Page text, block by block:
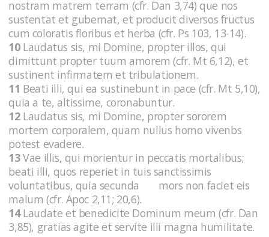
nostram matrem terram (cfr. Dan 3,74) que nos
sustentat et gubernat, et producit diversos fructus
cum coloratis floribus et herba (cfr. Ps 103, 13-14).
10Laudatus sis, mi Domine, propter illos, qui
dimittunt propter tuum amorem (cfr. Mt 6,12), et
sustinent infirmatem et tribulationem.
11 Beati illi, qui ea sustinebunt in pace (cfr. Mt 5,10),
quia a te, altissime, coronabuntur.
12Laudatus sis, mi Domine, propter sororem
mortem corporalem, quam nullus homo vivenbs
potest evadere.
13Vae illis, qui morientur in peccatis mortalibus;
beati illi, quos reperiet in tuis sanctissimis
voluntatibus, quia secunda mors non faciet eis
malum (cfr. Apoc 2,11; 20,6).
14Laudate et benedicite Dominum meum (cfr. Dan
3,85), gratias agite et servite illi magna humilitate.